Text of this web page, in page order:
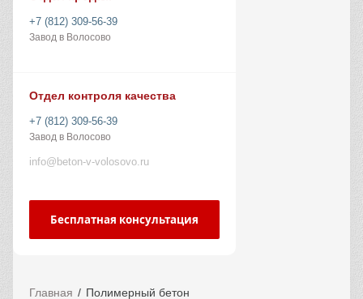
+7 (812) 309-56-39
Завод в Волосово
Отдел контроля качества
+7 (812) 309-56-39
Завод в Волосово
info@beton-v-volosovo.ru
Бесплатная консультация
Главная Полимерный бетон